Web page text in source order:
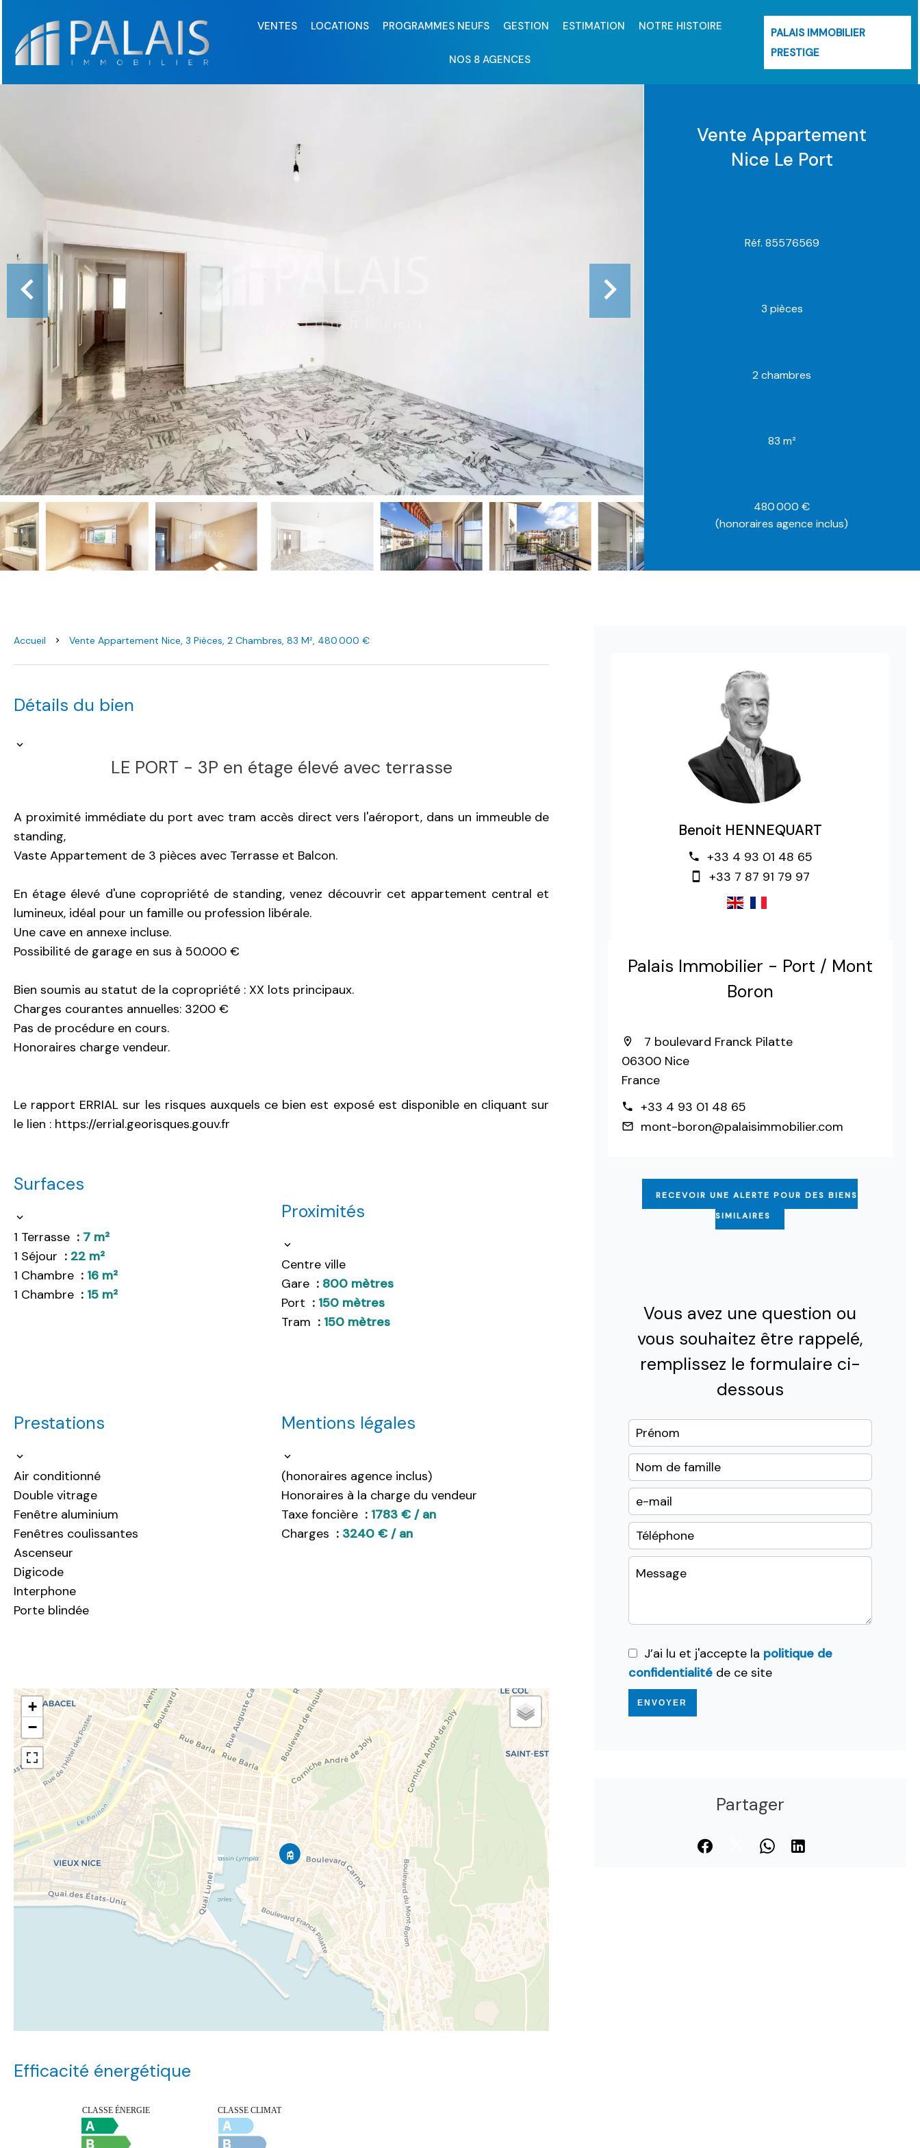
VENTES LOCATIONS PROGRAMMES NEUFS GESTION ESTIMATION NOTRE HISTOIRE
NOS 8 AGENCES
PALAIS IMMOBILIER
PRESTIGE
Vente Appartement
Nice Le Port
Réf. 85576569
3 pièces
2 chambres
83 m²
480 000 €
(honoraires agence inclus)
Accueil Vente Appartement Nice, 3 Pièces, 2 Chambres, 83 M², 480 000 €
Détails du bien
LE PORT - 3P en étage élevé avec terrasse
A proximité immédiate du port avec tram accès direct vers l'aéroport, dans un immeuble de
standing,
Vaste Appartement de 3 pièces avec Terrasse et Balcon.
En étage élevé d'une copropriété de standing, venez découvrir cet appartement central et
lumineux, idéal pour un famille ou profession libérale.
Une cave en annexe incluse.
Possibilité de garage en sus à 50.000 €
Bien soumis au statut de la copropriété : XX lots principaux.
Charges courantes annuelles: 3200 €
Pas de procédure en cours.
Honoraires charge vendeur.
Le rapport ERRIAL sur les risques auxquels ce bien est exposé est disponible en cliquant sur
le lien : https://errial.georisques.gouv.fr
Surfaces
1 Terrasse
7 m²
1 Séjour
22 m²
1 Chambre
16 m²
1 Chambre
15 m²
Proximités
Centre ville
Gare
800 mètres
Port
150 mètres
Tram
150 mètres
Prestations
Air conditionné
Double vitrage
Fenêtre aluminium
Fenêtres coulissantes
Ascenseur
Digicode
Interphone
Porte blindée
Mentions légales
(honoraires agence inclus)
Honoraires à la charge du vendeur
Taxe foncière
1783 € / an
Charges
3240 € / an
+
−
Efficacité énergétique
Benoit HENNEQUART
+33 4 93 01 48 65
+33 7 87 91 79 97
Palais Immobilier - Port / Mont
Boron
7 boulevard Franck Pilatte
06300 Nice
France
+33 4 93 01 48 65
mont-boron@palaisimmobilier.com
RECEVOIR UNE ALERTE POUR DES BIENS
SIMILAIRES
Vous avez une question ou
vous souhaitez être rappelé,
remplissez le formulaire ci-
dessous
J’ai lu et j'accepte la politique de
confidentialitéde ce site
ENVOYER
Partager